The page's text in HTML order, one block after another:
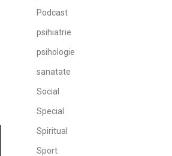
Podcast
psihiatrie
psihologie
sanatate
Social
Special
Spiritual
Sport